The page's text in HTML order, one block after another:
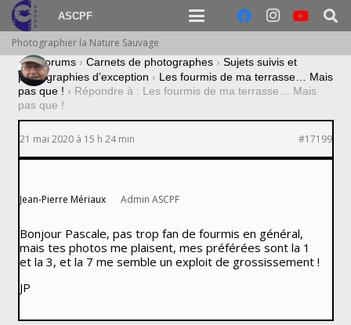
ASCPF
Photographier la Nature Sauvage
› Forums › Carnets de photographes › Sujets suivis et
photographies d’exception › Les fourmis de ma terrasse… Mais
pas que ! › Répondre à : Les fourmis de ma terrasse… Mais
pas que !
21 mai 2020 à 15 h 24 min #17199
Jean-Pierre Mériaux Admin ASCPF
Bonjour Pascale, pas trop fan de fourmis en général,
mais tes photos me plaisent, mes préférées sont la 1
et la 3, et la 7 me semble un exploit de grossissement !
JP